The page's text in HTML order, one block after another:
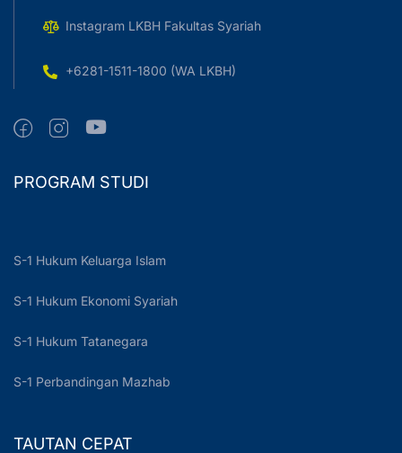
Instagram LKBH Fakultas Syariah
+6281-1511-1800 (WA LKBH)
PROGRAM STUDI
S-1 Hukum Keluarga Islam
S-1 Hukum Ekonomi Syariah
S-1 Hukum Tatanegara
S-1 Perbandingan Mazhab
TAUTAN CEPAT